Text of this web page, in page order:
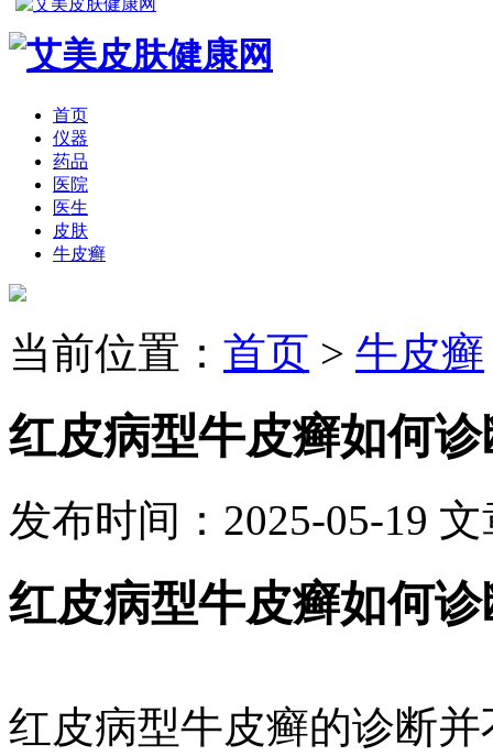
首页
仪器
药品
医院
医生
皮肤
牛皮癣
当前位置： 首页 > 牛皮癣
红皮病型牛皮癣如何
发布时间：2025-05-19 文
红皮病型牛皮癣如何
红皮病型牛皮癣的诊断